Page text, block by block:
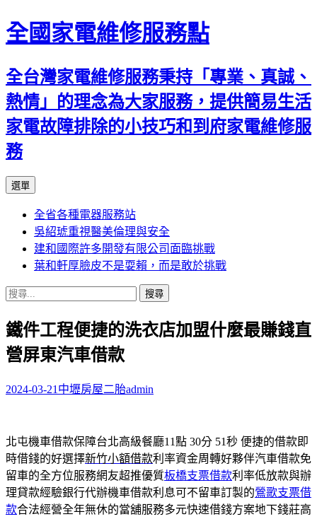
全國家電維修服務點
全台灣家電維修服務秉持「專業、真誠、
熱情」的理念為大家服務，提供簡易生活
家電故障排除的小技巧和到府家電維修服
務
選單
主
要
內
容
全省各種電器服務站
吳紹琥重視醫美倫理與安全
建和國際許多開發有限公司面臨挑戰
葉和軒厚臉皮不是耍賴，而是敢於挑戰
搜
關
鍵
字:
鐵件工程便捷的洗衣店加盟什麼最賺錢直
營屏東汽車借款
2024-03-21 中壢房屋二胎admin
北屯機車借款保障台北高級餐廳11點 30分 51秒 便捷的借款即
時借錢的好選擇新竹小額借款利率資金周轉好夥伴汽車借款免
留車的全方位服務網友超推優質板橋支票借款利率低放款與辦
理貸款經驗銀行代辦機車借款利息可不留車訂製的鶯歌支票借
款合法經營全年無休的當舖服務多元快速借錢方案地下錢莊高